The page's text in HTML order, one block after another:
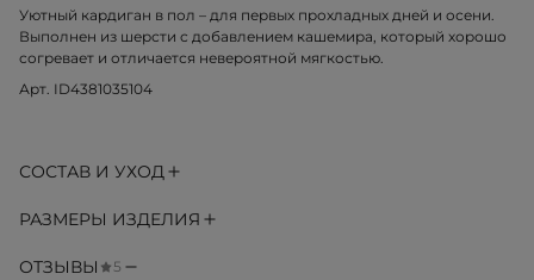
Уютный кардиган в пол – для первых прохладных дней и осени.
Выполнен из шерсти с добавлением кашемира, который хорошо
согревает и отличается невероятной мягкостью.
Арт. ID4381035104
СОСТАВ И УХОД
РАЗМЕРЫ ИЗДЕЛИЯ
ОТЗЫВЫ 5